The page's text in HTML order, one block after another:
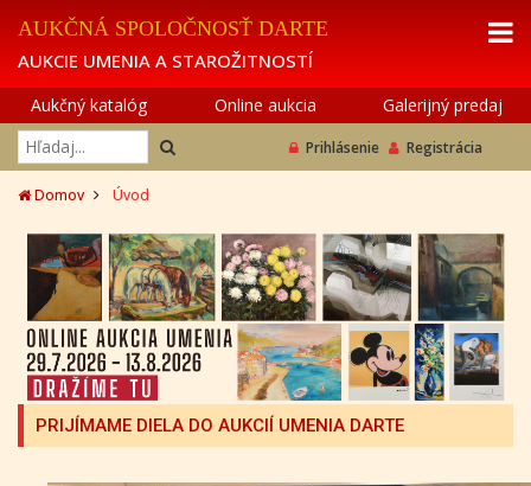
AUKČNÁ SPOLOČNOSŤ DARTE
AUKCIE UMENIA A STAROŽITNOSTÍ
Aukčný katalóg Online aukcia Galerijný predaj
Prihlásenie Registrácia
Domov Úvod
PRIJÍMAME DIELA DO AUKCIÍ UMENIA DARTE